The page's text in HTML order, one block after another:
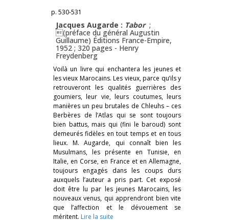
p. 530-531
Jacques Augarde : Tabor ;
(préface du général Augustin
Guillaume) Éditions France-Empire,
1952 ; 320 pages - Henry
Freydenberg
Voilà un livre qui enchantera les jeunes et
les vieux Marocains. Les vieux, parce qu’ils y
retrouveront les qualités guerrières des
goumiers, leur vie, leurs coutumes, leurs
manières un peu brutales de Chleuhs – ces
Berbères de l’Atlas qui se sont toujours
bien battus, mais qui (fini le baroud) sont
demeurés fidèles en tout temps et en tous
lieux. M. Augarde, qui connaît bien les
Musulmans, les présente en Tunisie, en
Italie, en Corse, en France et en Allemagne,
toujours engagés dans les coups durs
auxquels l’auteur a pris part. Cet exposé
doit être lu par les jeunes Marocains, les
nouveaux venus, qui apprendront bien vite
que l’affection et le dévouement se
méritent. Lire la suite